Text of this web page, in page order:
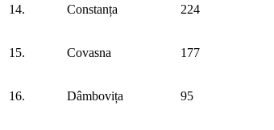
14. Constanța 224
15. Covasna 177
16. Dâmbovița 95